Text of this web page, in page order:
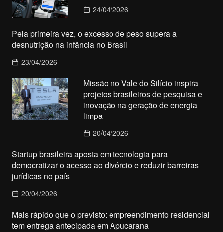
24/04/2026
Pela primeira vez, o excesso de peso supera a
desnutrição na infância no Brasil
23/04/2026
Missão no Vale do Silício inspira
projetos brasileiros de pesquisa e
inovação na geração de energia
limpa
20/04/2026
Startup brasileira aposta em tecnologia para
democratizar o acesso ao divórcio e reduzir barreiras
jurídicas no país
20/04/2026
Mais rápido que o previsto: empreendimento residencial
tem entrega antecipada em Apucarana